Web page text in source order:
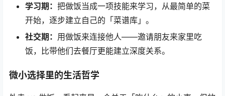
学习期： 把做饭当成一项技能来学习，从最简单的菜
开始，逐步建立自己的「菜谱库」。
社交期： 用做饭来连接他人——邀请朋友来家里吃
饭，比带他们去餐厅更能建立深度关系。
微小选择里的生活哲学